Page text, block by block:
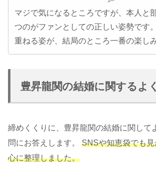
マジで気になるところですが、本人と
つのがファンとしての正しい姿勢です
重ねる姿が、結局のところ一番の楽し
豊昇龍関の結婚に関するよ
締めくくりに、豊昇龍関の結婚に関して
問にお答えします。 SNSや知恵袋でも
心に整理しました。